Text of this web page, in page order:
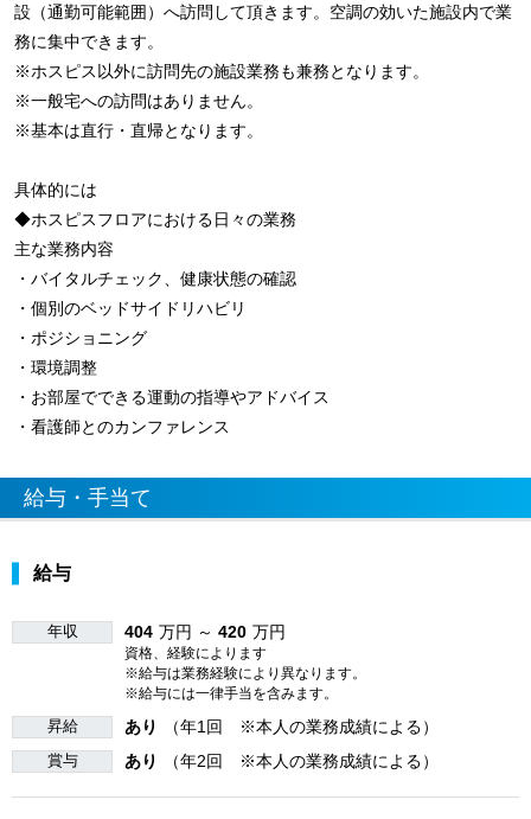
設（通勤可能範囲）へ訪問して頂きます。空調の効いた施設内で業
務に集中できます。
※ホスピス以外に訪問先の施設業務も兼務となります。
※一般宅への訪問はありません。
※基本は直行・直帰となります。
具体的には
◆ホスピスフロアにおける日々の業務
主な業務内容
・バイタルチェック、健康状態の確認
・個別のベッドサイドリハビリ
・ポジショニング
・環境調整
・お部屋でできる運動の指導やアドバイス
・看護師とのカンファレンス
給与・手当て
給与
年収 404 万円 ～ 420 万円
資格、経験によります
※給与は業務経験により異なります。
※給与には一律手当を含みます。
昇給 あり （年1回 ※本人の業務成績による）
賞与 あり （年2回 ※本人の業務成績による）